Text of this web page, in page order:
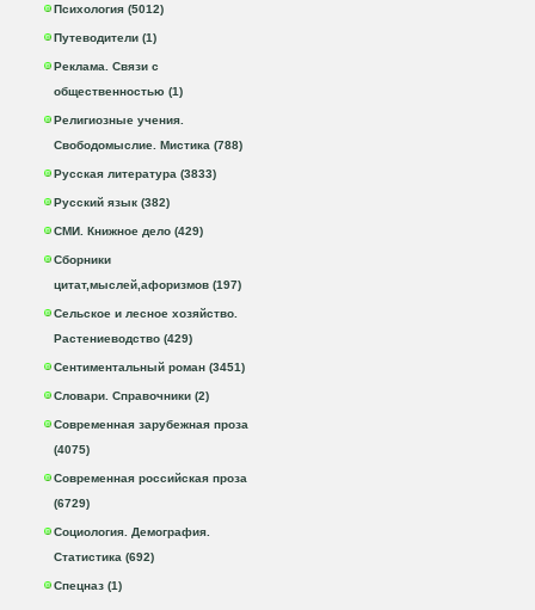
Психология (5012)
Путеводители (1)
Реклама. Связи с
общественностью (1)
Религиозные учения.
Свободомыслие. Мистика (788)
Русская литература (3833)
Русский язык (382)
СМИ. Книжное дело (429)
Сборники
цитат,мыслей,афоризмов (197)
Сельское и лесное хозяйство.
Растениеводство (429)
Сентиментальный роман (3451)
Словари. Справочники (2)
Современная зарубежная проза
(4075)
Современная российская проза
(6729)
Социология. Демография.
Статистика (692)
Спецназ (1)